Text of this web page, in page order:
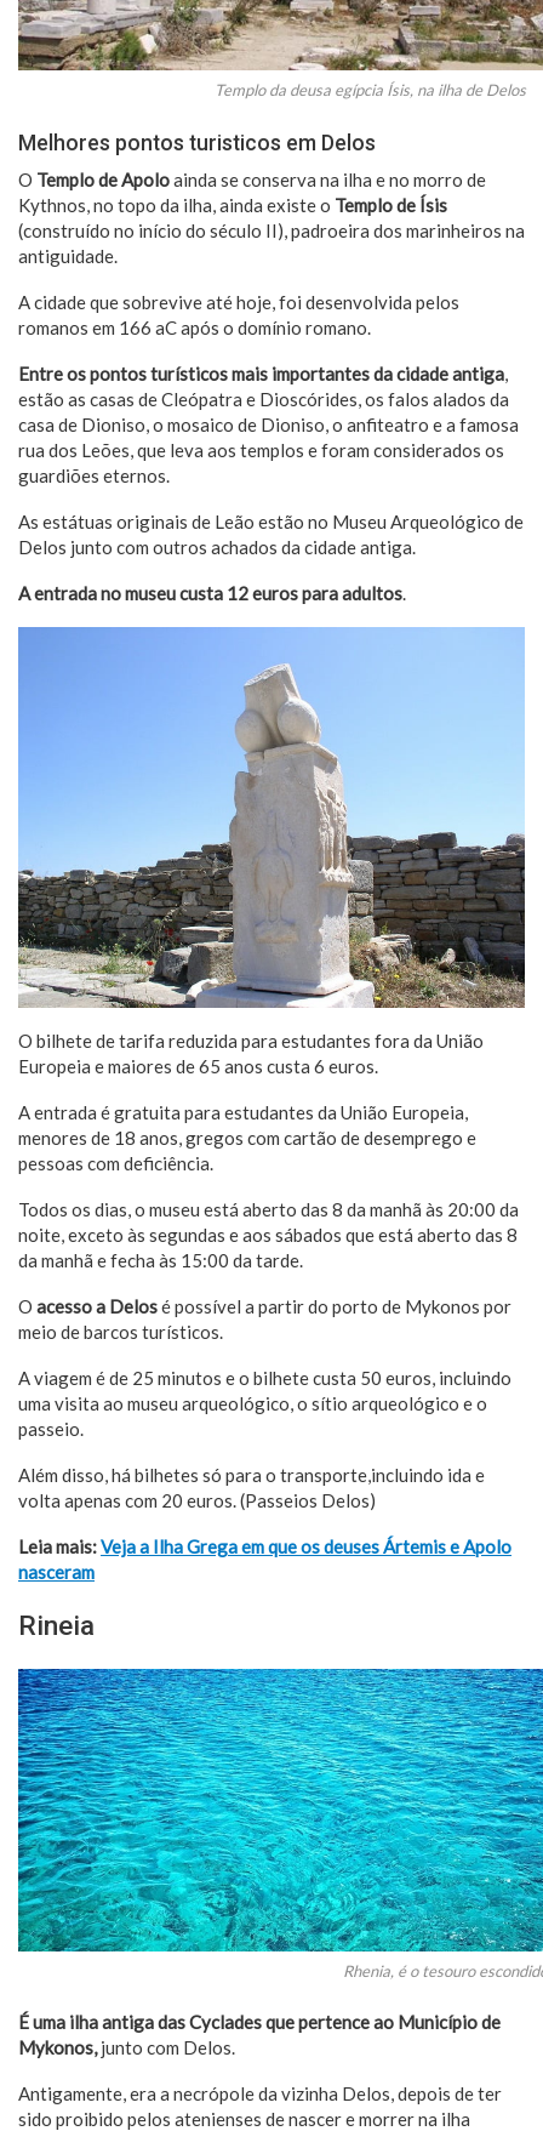
Templo da deusa egípcia Ísis, na ilha de Delos
Melhores pontos turisticos em Delos
O Templo de Apoloainda se conserva na ilha e no morro de
Kythnos, no topo da ilha, ainda existe o Templo de Ísis
(construído no início do século II), padroeira dos marinheiros na
antiguidade.
A cidade que sobrevive até hoje, foi desenvolvida pelos
romanos em 166 aC após o domínio romano.
Entre os pontos turísticos mais importantes da cidade antiga,
estão as casas de Cleópatra e Dioscórides, os falos alados da
casa de Dioniso, o mosaico de Dioniso, o anfiteatro e a famosa
rua dos Leões, que leva aos templos e foram considerados os
guardiões eternos.
As estátuas originais de Leão estão no Museu Arqueológico de
Delos junto com outros achados da cidade antiga.
A entrada no museu custa 12 euros para adultos.
O bilhete de tarifa reduzida para estudantes fora da União
Europeia e maiores de 65 anos custa 6 euros.
A entrada é gratuita para estudantes da União Europeia,
menores de 18 anos, gregos com cartão de desemprego e
pessoas com deficiência.
Todos os dias, o museu está aberto das 8 da manhã às 20:00 da
noite, exceto às segundas e aos sábados que está aberto das 8
da manhã e fecha às 15:00 da tarde.
O acesso a Delosé possível a partir do porto de Mykonos por
meio de barcos turísticos.
A viagem é de 25 minutos e o bilhete custa 50 euros, incluindo
uma visita ao museu arqueológico, o sítio arqueológico e o
passeio.
Além disso, há bilhetes só para o transporte,incluindo ida e
volta apenas com 20 euros. (Passeios Delos)
Leia mais:Veja a Ilha Grega em que os deuses Ártemis e Apolo
nasceram
Rineia
Rhenia, é o tesouro
É uma ilha antiga das Cyclades que pertence ao Município de
Mykonos,junto com Delos.
Antigamente, era a necrópole da vizinha Delos, depois de ter
sido proibido pelos atenienses de nascer e morrer na ilha